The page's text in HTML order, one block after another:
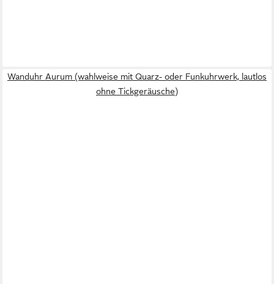
Wanduhr Aurum (wahlweise mit Quarz- oder Funkuhrwerk, lautlos
ohne Tickgeräusche)